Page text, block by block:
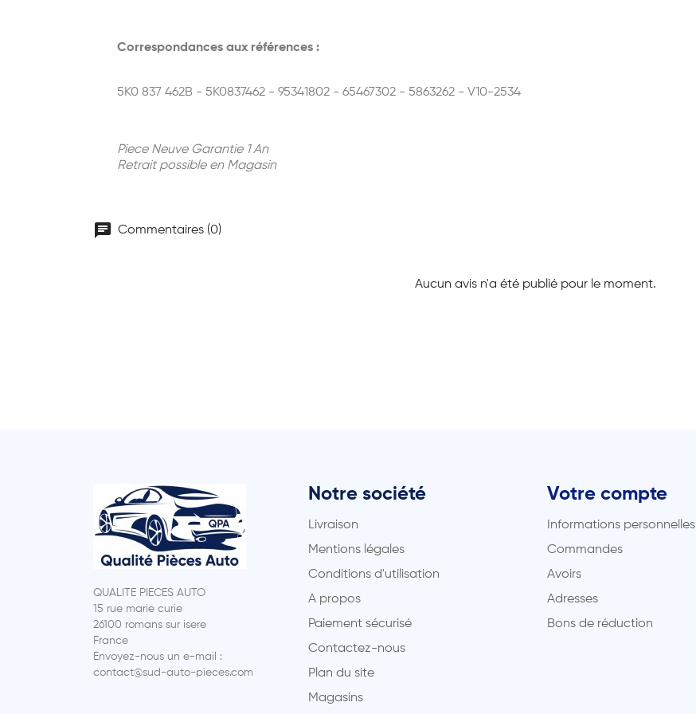
Correspondances aux références :
5K0 837 462B - 5K0837462 - 95341802 - 65467302 - 5863262 - V10-2534
Piece Neuve Garantie 1 An
Retrait possible en Magasin
chat Commentaires (0)
Aucun avis n'a été publié pour le moment.
QUALITE PIECES AUTO
15 rue marie curie
26100 romans sur isere
France
Envoyez-nous un e-mail :
contact@sud-auto-pieces.com
Notre société
Livraison
Mentions légales
Conditions d'utilisation
A propos
Paiement sécurisé
Contactez-nous
Plan du site
Magasins
Votre compte
Informations personnelles
Commandes
Avoirs
Adresses
Bons de réduction